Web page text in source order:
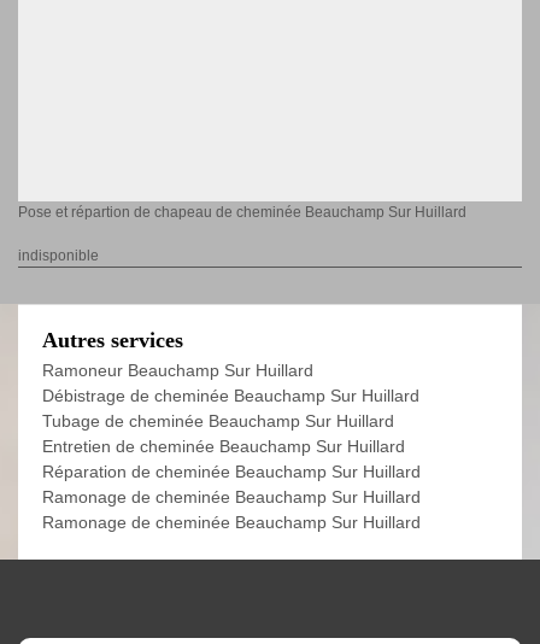
Pose et répartion de chapeau de cheminée Beauchamp Sur Huillard
indisponible
Autres services
Ramoneur Beauchamp Sur Huillard
Débistrage de cheminée Beauchamp Sur Huillard
Tubage de cheminée Beauchamp Sur Huillard
Entretien de cheminée Beauchamp Sur Huillard
Réparation de cheminée Beauchamp Sur Huillard
Ramonage de cheminée Beauchamp Sur Huillard
Ramonage de cheminée Beauchamp Sur Huillard